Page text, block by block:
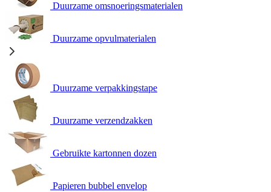
Duurzame omsnoeringsmaterialen
Duurzame opvulmaterialen
Duurzame verpakkingstape
Duurzame verzendzakken
Gebruikte kartonnen dozen
Papieren bubbel envelop